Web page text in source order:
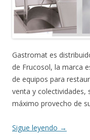
Gastromat es
de Frucosol, la marca
de equipos para
venta y colectividades,
máximo provecho de
Sigue leyendo →